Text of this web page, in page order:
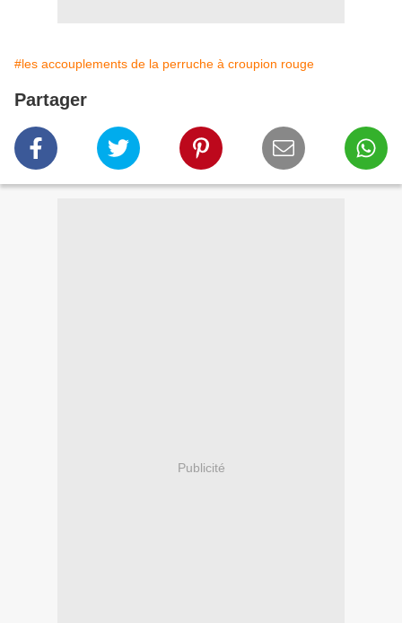
#les accouplements de la perruche à croupion rouge
Partager
Publicité